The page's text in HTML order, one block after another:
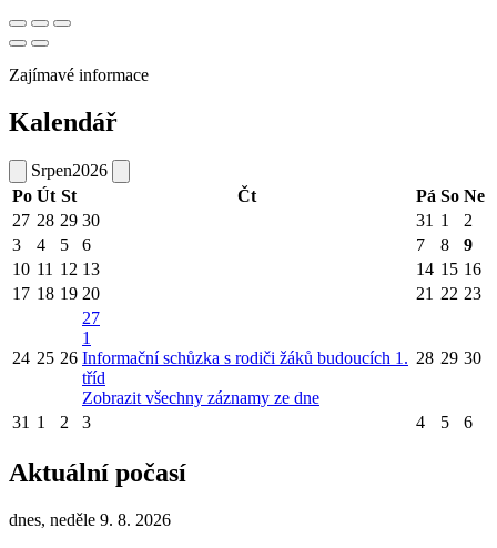
Zajímavé informace
Kalendář
Srpen2026
Po Út St Čt Pá So Ne
27 28 29 30 31 1
2
3
4 5 6 7 8
9
10 11 12 13 14 15 16
17 18 19 20 21 22 23
24 25 26
27
1
Informační schůzka s rodiči žáků budoucích 1.
tříd
Zobrazit všechny záznamy ze dne
28 29 30
31 1 2 3 4 5 6
Aktuální počasí
dnes, neděle 9. 8. 2026